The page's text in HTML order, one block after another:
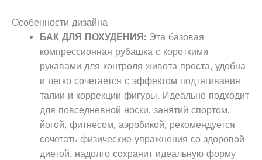
Особенности дизайна
БАК ДЛЯ ПОХУДЕНИЯ: Эта базовая
компрессионная рубашка с короткими
рукавами для контроля живота проста, удобна
и легко сочетается с эффектом подтягивания
талии и коррекции фигуры. Идеально подходит
для повседневной носки, занятий спортом,
йогой, фитнесом, аэробикой, рекомендуется
сочетать физические упражнения со здоровой
диетой, надолго сохранит идеальную форму